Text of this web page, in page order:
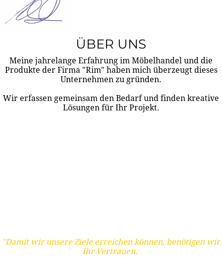
ÜBER UNS
Meine jahrelange Erfahrung im Möbelhandel und die
Produkte der Firma "Rim" haben mich überzeugt dieses
Unternehmen zu gründen.
Wir erfassen gemeinsam den Bedarf und finden kreative
Lösungen für Ihr Projekt.
"Damit wir unsere Ziele erreichen können, benötigen wir
Ihr Vertrauen.